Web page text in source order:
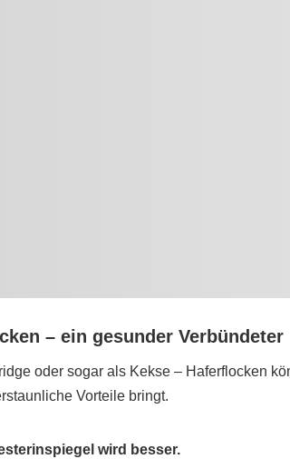
– ein gesunder Verbündeter
oder sogar als Kekse – Haferflocken
Vorteile bringt.
wird besser.